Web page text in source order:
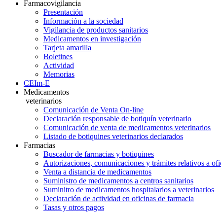
Farmacovigilancia
Presentación
Información a la sociedad
Vigilancia de productos sanitarios
Medicamentos en investigación
Tarjeta amarilla
Boletines
Actividad
Memorias
CEIm-E
Medicamentos
veterinarios
Comunicación de Venta On-line
Declaración responsable de botiquín veterinario
Comunicación de venta de medicamentos veterinarios
Listado de botiquines veterinarios declarados
Farmacias
Buscador de farmacias y botiquines
Autorizaciones, comunicaciones y trámites relativos a
Venta a distancia de medicamentos
Suministro de medicamentos a centros sanitarios
Suminitro de medicamentos hospitalarios a veterinarios
Declaración de actividad en oficinas de farmacia
Tasas y otros pagos